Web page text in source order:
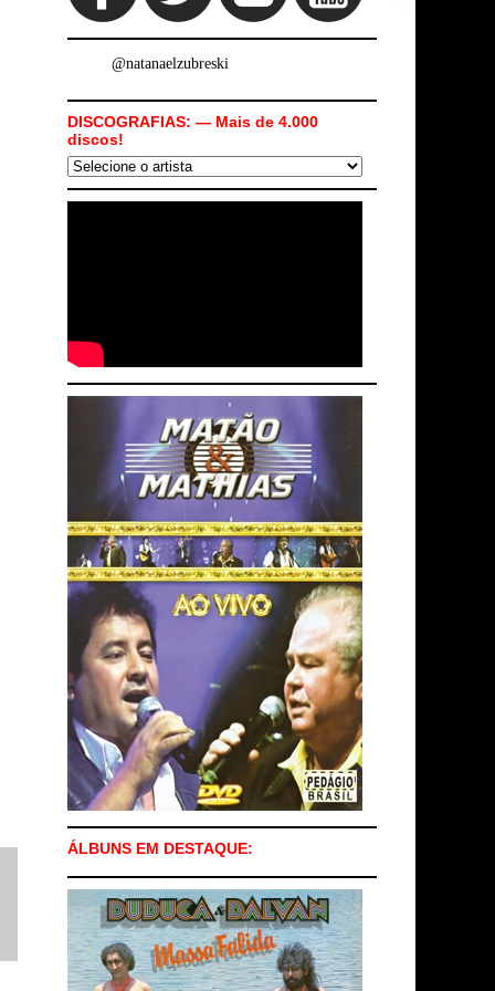
@natanaelzubreski
DISCOGRAFIAS: — Mais de 4.000
discos!
ÁLBUNS EM DESTAQUE: